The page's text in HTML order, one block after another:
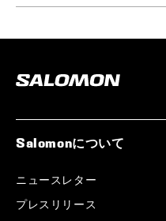
Salomonについて
ニュースレター
プレスリリース